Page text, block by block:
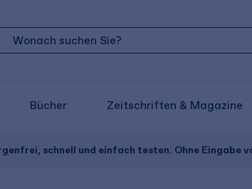
Bücher Zeitschriften & Magazine
schnell und einfach testen. Ohne Eingabe